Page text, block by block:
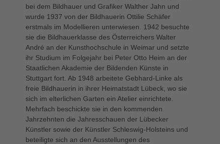
bei dem Bildhauer und Grafiker Walther Jahn und
wurde 1937 von der Bildhauerin Ottilie Schäfer
erstmals im Modellieren unterwiesen. 1942 besuchte
sie die Bildhauerklasse des Österreichers Walter
André an der Kunsthochschule in Weimar und setzte
ihr Studium im Folgejahr bei Peter Otto Heim an der
Staatlichen Akademie der Bildenden Künste in
Stuttgart fort. Ab 1948 arbeitete Gebhard-Linke als
freie Bildhauerin in ihrer Heimatstadt Lübeck, wo sie
sich im elterlichen Garten ein Atelier einrichtete.
Mehrfach beschickte sie in den kommenden
Jahrzehnten die Jahresschauen der Lübecker
Künstler sowie der Künstler Schleswig-Holsteins und
beteiligte sich an den Ausstellungen des